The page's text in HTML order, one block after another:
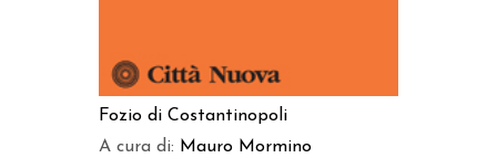
Fozio di Costantinopoli
A cura di: Mauro Mormino